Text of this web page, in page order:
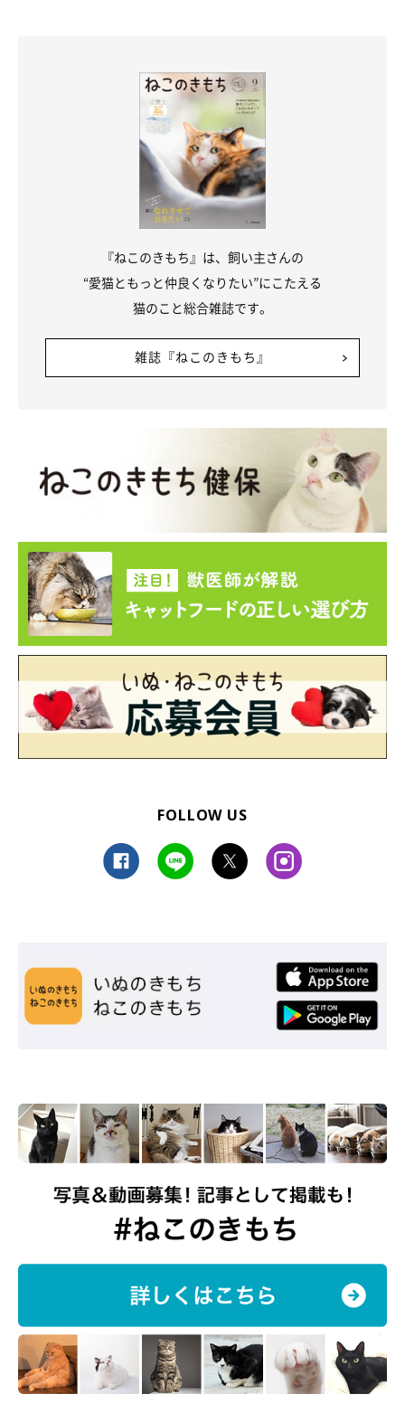
『ねこのきもち』は、飼い主さんの
“愛猫ともっと仲良くなりたい”にこたえる
猫のこと総合雑誌です。
雑誌『ねこのきもち』
FOLLOW US